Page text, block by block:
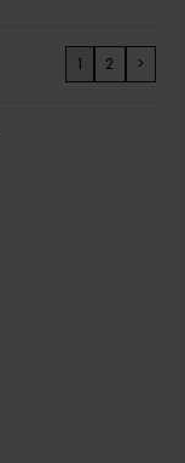
1 2 >